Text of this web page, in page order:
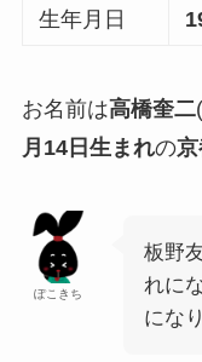
生年月日
お名前は高橋奎二(
月14日生まれの
ぽこきち
板野
れに
にな